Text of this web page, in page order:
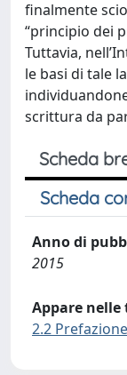
finalmente
“principio dei
Tuttavia,
le basi di tale
scrittura da
Scheda
Scheda
Anno di
2015
Appare nelle
2.2